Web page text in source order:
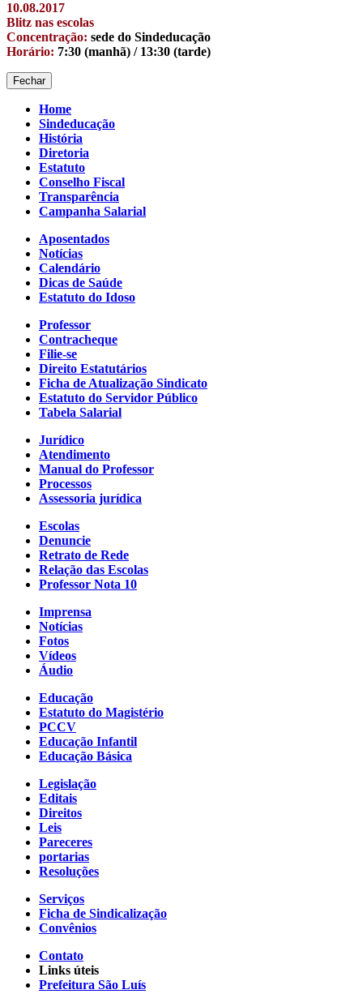
10.08.2017
Blitz nas escolas
Concentração: sede do Sindeducação
Horário: 7:30 (manhã) / 13:30 (tarde)
Fechar
Home
Sindeducação
História
Diretoria
Estatuto
Conselho Fiscal
Transparência
Campanha Salarial
Aposentados
Notícias
Calendário
Dicas de Saúde
Estatuto do Idoso
Professor
Contracheque
Filie-se
Direito Estatutários
Ficha de Atualização Sindicato
Estatuto do Servidor Público
Tabela Salarial
Jurídico
Atendimento
Manual do Professor
Processos
Assessoria jurídica
Escolas
Denuncie
Retrato de Rede
Relação das Escolas
Professor Nota 10
Imprensa
Notícias
Fotos
Vídeos
Áudio
Educação
Estatuto do Magistério
PCCV
Educação Infantil
Educação Básica
Legislação
Editais
Direitos
Leis
Pareceres
portarias
Resoluções
Serviços
Ficha de Sindicalização
Convênios
Contato
Links úteis
Prefeitura São Luís